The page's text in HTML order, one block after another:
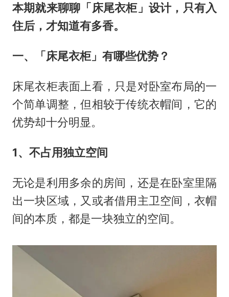
本期就来聊聊「床尾衣柜」设计，只有入
住后，才知道有多香。
一、「床尾衣柜」有哪些优势？
床尾衣柜表面上看，只是对卧室布局的一
个简单调整，但相较于传统衣帽间，它的
优势却十分明显。
1、不占用独立空间
无论是利用多余的房间，还是在卧室里隔
出一块区域，又或者借用主卫空间，衣帽
间的本质，都是一块独立的空间。